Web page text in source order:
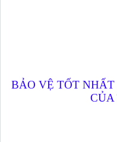
BẢO VỆ TỐT
CỦA